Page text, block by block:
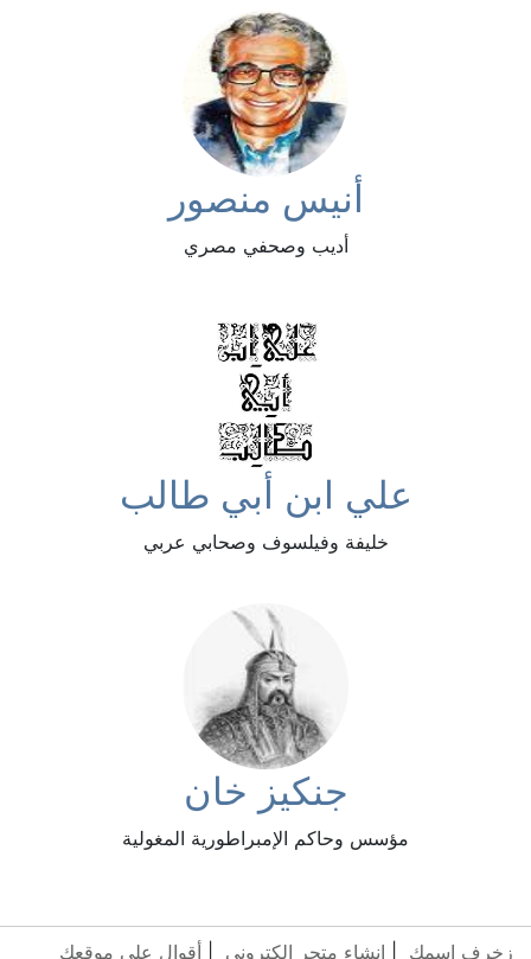
أنيس منصور
أديب وصحفي مصري
علي ابن أبي طالب
خليفة وفيلسوف وصحابي عربي
جنكيز خان
مؤسس وحاكم الإمبراطورية المغولية
زخرف اسمك انشاء متجر الكتروني أقوال على موقعك